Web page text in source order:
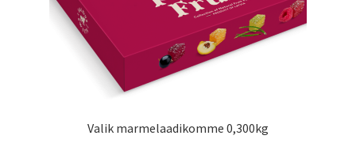
Valik marmelaadikomme 0,300kg